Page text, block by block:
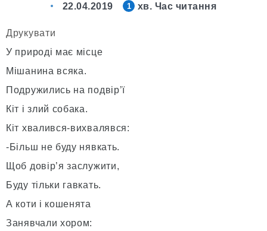
22.04.2019 1 хв. Час читання
Друкувати
У природі має місце
Мішанина всяка.
Подружились на подвір’ї
Кіт і злий собака.
Кіт хвалився-вихвалявся:
-Більш не буду нявкать.
Щоб довір’я заслужити,
Буду тільки гавкать.
А коти і кошенята
Занявчали хором: